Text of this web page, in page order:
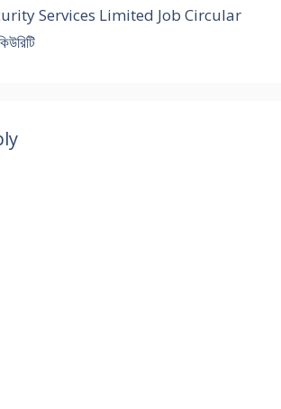
Services Limited Job Circular